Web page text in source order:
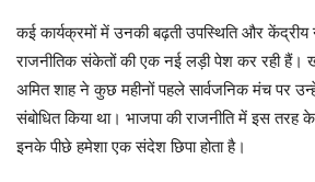
कई कार्यक्रमों में उनकी बढ़ती उपस्थिति और
राजनीतिक संकेतों की एक नई लड़ी पेश कर रही हैं।
अमित शाह ने कुछ महीनों पहले सार्वजनिक मंच पर
संबोधित किया था। भाजपा की राजनीति में इस तरह
इनके पीछे हमेशा एक संदेश छिपा होता है।